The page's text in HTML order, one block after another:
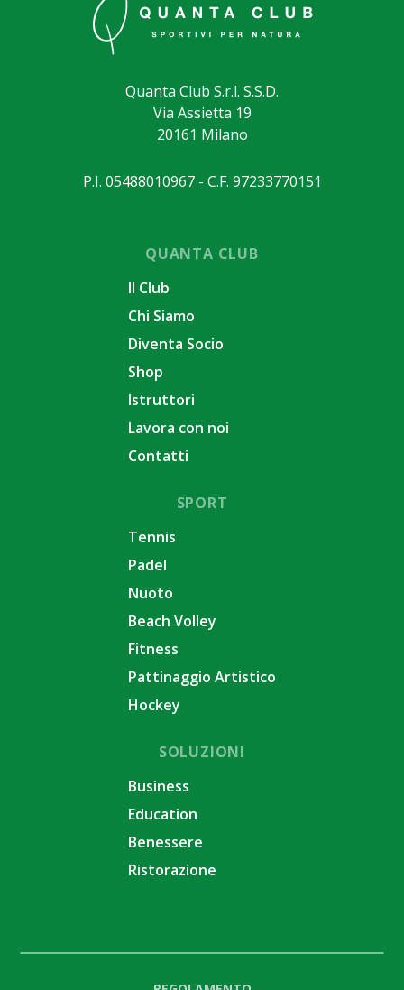
Quanta Club S.r.l. S.S.D.
Via Assietta 19
20161 Milano
P.I. 05488010967 - C.F. 97233770151
QUANTA CLUB
Il Club
Chi Siamo
Diventa Socio
Shop
Istruttori
Lavora con noi
Contatti
SPORT
Tennis
Padel
Nuoto
Beach Volley
Fitness
Pattinaggio Artistico
Hockey
SOLUZIONI
Business
Education
Benessere
Ristorazione